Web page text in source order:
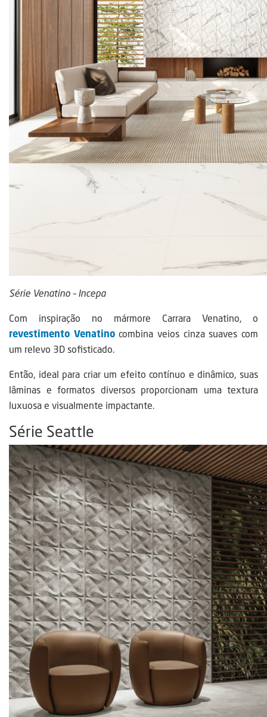
Série Venatino – Incepa
Com inspiração no mármore Carrara Venatino, o
revestimento Venatinocombina veios cinza suaves com
um relevo 3D sofisticado.
Então, ideal para criar um efeito contínuo e dinâmico, suas
lâminas e formatos diversos proporcionam uma textura
luxuosa e visualmente impactante.
Série Seattle